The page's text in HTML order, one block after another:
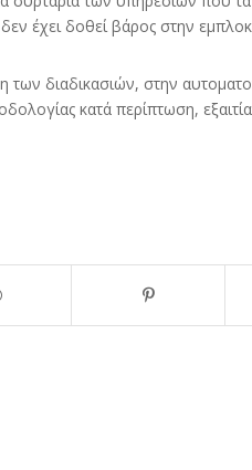
έχει δοθεί βάρος στην
των διαδικασιών, στην
κατά περίπτωση,